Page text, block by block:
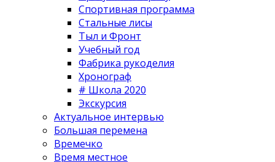
Спортивная программа
Стальные лисы
Тыл и Фронт
Учебный год
Фабрика рукоделия
Хронограф
# Школа 2020
Экскурсия
Актуальное интервью
Большая перемена
Времечко
Время местное